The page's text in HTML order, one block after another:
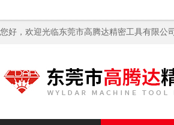
您好，欢迎光临东莞市高腾达精密工具有限公司